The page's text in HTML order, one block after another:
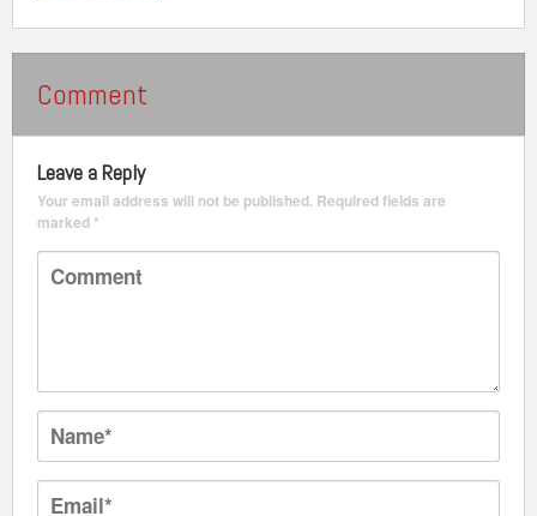
Comment
Leave a Reply
Your email address will not be published. Required fields are
marked*